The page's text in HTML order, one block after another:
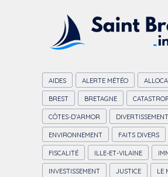
AIDES ALERTE MÉTÉO
BREST BRETAGNE
CÔTES-D’ARMOR DIVERTISSEMENT
ENVIRONNEMENT FAITS DIVERS
FISCALITÉ ILLE-ET-VILAINE
INVESTISSEMENT JUSTICE LE